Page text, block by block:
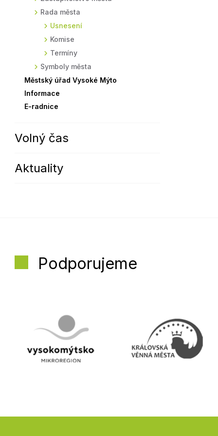
Sodomkovo Vysoké Mýto
Komise
Symboly města
Rada města
Usnesení
Komise
Termíny
Symboly města
Městský úřad Vysoké Mýto
Informace
E-radnice
Volný čas
Aktuality
Podporujeme